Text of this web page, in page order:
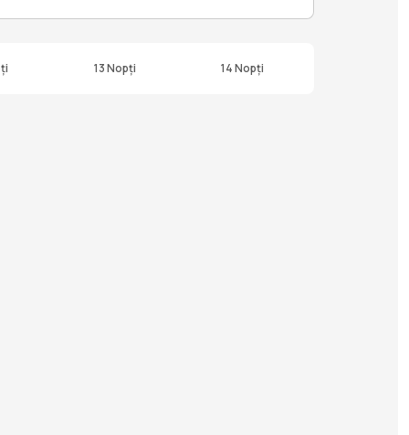
13 Nopți 14 Nopți